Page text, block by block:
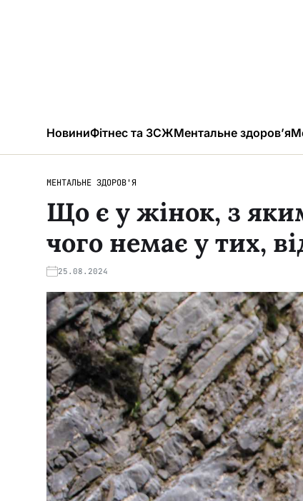
НовиниФітнес та ЗСЖМентальне здоров’я
МЕНТАЛЬНЕ ЗДОРОВ'Я
Що є у жінок, з
чого немає у тих,
25.08.2024